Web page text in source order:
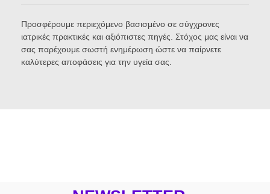
Προσφέρουμε περιεχόμενο βασισμένο σε σύγχρονες
ιατρικές πρακτικές και αξιόπιστες πηγές. Στόχος μας είναι να
σας παρέχουμε σωστή ενημέρωση ώστε να παίρνετε
καλύτερες αποφάσεις για την υγεία σας.